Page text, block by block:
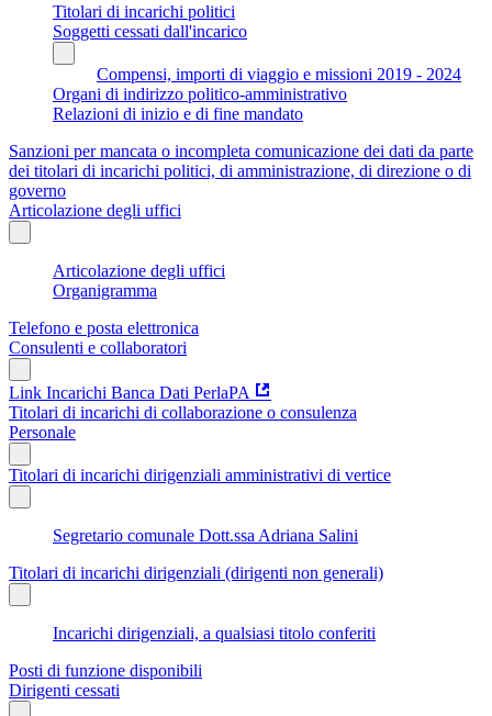
Titolari di incarichi politici
Soggetti cessati dall'incarico
Compensi, importi di viaggio e missioni 2019 - 2024
Organi di indirizzo politico-amministrativo
Relazioni di inizio e di fine mandato
Sanzioni per mancata o incompleta comunicazione dei dati da parte
dei titolari di incarichi politici, di amministrazione, di direzione o di
governo
Articolazione degli uffici
Articolazione degli uffici
Organigramma
Telefono e posta elettronica
Consulenti e collaboratori
Link Incarichi Banca Dati PerlaPA
Titolari di incarichi di collaborazione o consulenza
Personale
Titolari di incarichi dirigenziali amministrativi di vertice
Segretario comunale Dott.ssa Adriana Salini
Titolari di incarichi dirigenziali (dirigenti non generali)
Incarichi dirigenziali, a qualsiasi titolo conferiti
Posti di funzione disponibili
Dirigenti cessati